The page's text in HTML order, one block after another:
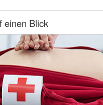
einen Blick